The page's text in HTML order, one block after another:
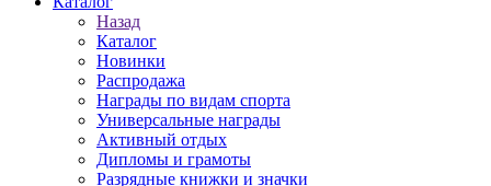
Назад
Каталог
Новинки
Распродажа
Награды по видам спорта
Универсальные награды
Активный отдых
Дипломы и грамоты
Разрядные книжки и значки